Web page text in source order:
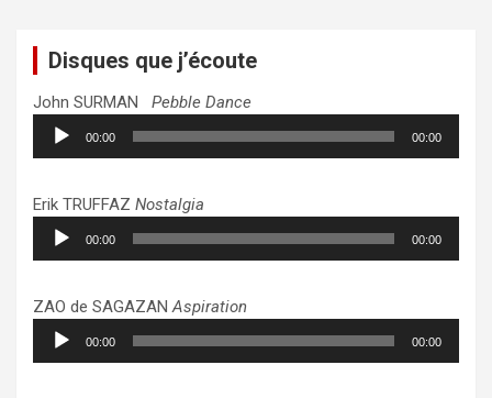
Disques que j’écoute
John SURMAN Pebble Dance
Lecteur
audio
00:00 00:00
Erik TRUFFAZ Nostalgia
Lecteur
audio
00:00 00:00
ZAO de SAGAZANAspiration
Lecteur
audio
00:00 00:00